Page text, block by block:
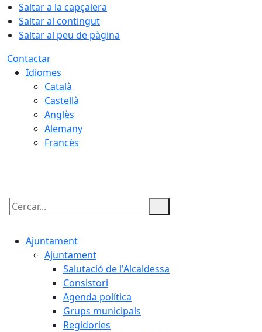
Saltar a la capçalera
Saltar al contingut
Saltar al peu de pàgina
Contactar
Idiomes
Català
Castellà
Anglès
Alemany
Francès
Cercar:
Ajuntament
Ajuntament
Salutació de l'Alcaldessa
Consistori
Agenda política
Grups municipals
Regidories